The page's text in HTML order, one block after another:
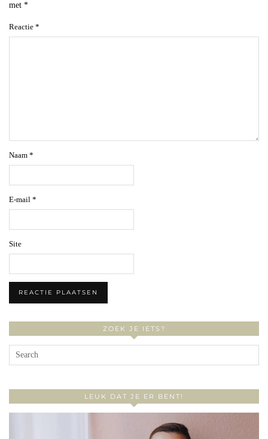
met *
Reactie *
Naam *
E-mail *
Site
ZOEK JE IETS?
LEUK DAT JE ER BENT!